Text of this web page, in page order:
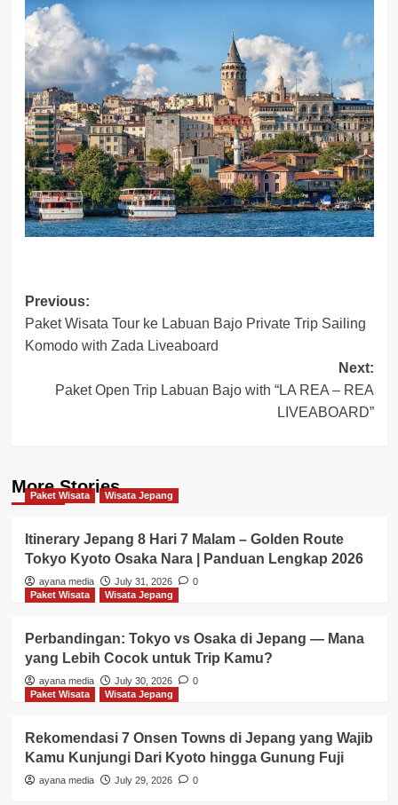
Post
navigation
Previous:
Paket Wisata Tour ke Labuan Bajo Private Trip Sailing
Komodo with Zada Liveaboard
Next:
Paket Open Trip Labuan Bajo with “LA REA – REA
LIVEABOARD”
More Stories
Paket Wisata Wisata Jepang
Itinerary Jepang 8 Hari 7 Malam – Golden Route
Tokyo Kyoto Osaka Nara | Panduan Lengkap 2026
ayana media July 31, 2026
0
Paket Wisata
Wisata Jepang
Perbandingan: Tokyo vs Osaka di Jepang — Mana
yang Lebih Cocok untuk Trip Kamu?
ayana media July 30, 2026
0
Paket Wisata
Wisata Jepang
Rekomendasi 7 Onsen Towns di Jepang yang Wajib
Kamu Kunjungi Dari Kyoto hingga Gunung Fuji
ayana media July 29, 2026 0